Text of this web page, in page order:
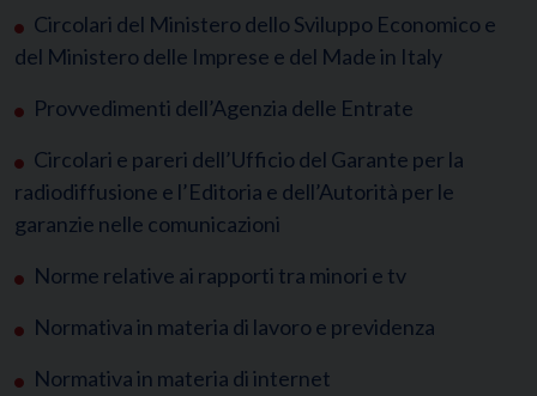
Circolari del Ministero dello Sviluppo Economico e
del Ministero delle Imprese e del Made in Italy
Provvedimenti dell’Agenzia delle Entrate
Circolari e pareri dell’Ufficio del Garante per la
radiodiffusione e l’Editoria e dell’Autorità per le
garanzie nelle comunicazioni
Norme relative ai rapporti tra minori e tv
Normativa in materia di lavoro e previdenza
Normativa in materia di internet